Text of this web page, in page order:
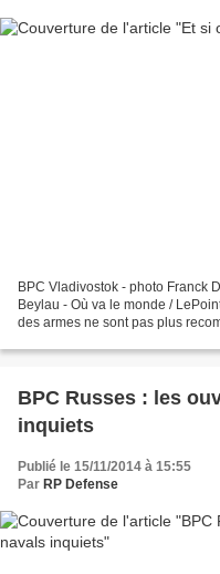
BPC Vladivostok - photo Franck
Beylau - Où va le monde /
des armes ne sont pas plus
BPC Russes : les
inquiets
Publié le 15/11/2014 à 15:55
Par RP Defense